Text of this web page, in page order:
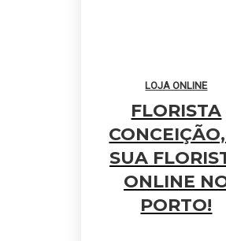
LOJA ONLINE
FLORISTA
SUA
ONLINE
PORTO!